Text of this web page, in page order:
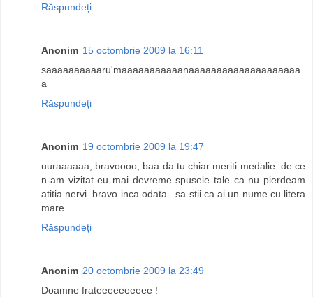
Răspundeți
Anonim 15 octombrie 2009 la 16:11
saaaaaaaaaaru'maaaaaaaaaaanaaaaaaaaaaaaaaaaaaaa
a
Răspundeți
Anonim 19 octombrie 2009 la 19:47
uuraaaaaa, bravoooo, baa da tu chiar meriti medalie. de ce
n-am vizitat eu mai devreme spusele tale ca nu pierdeam
atitia nervi. bravo inca odata . sa stii ca ai un nume cu litera
mare.
Răspundeți
Anonim 20 octombrie 2009 la 23:49
Doamne frateeeeeeeeee !